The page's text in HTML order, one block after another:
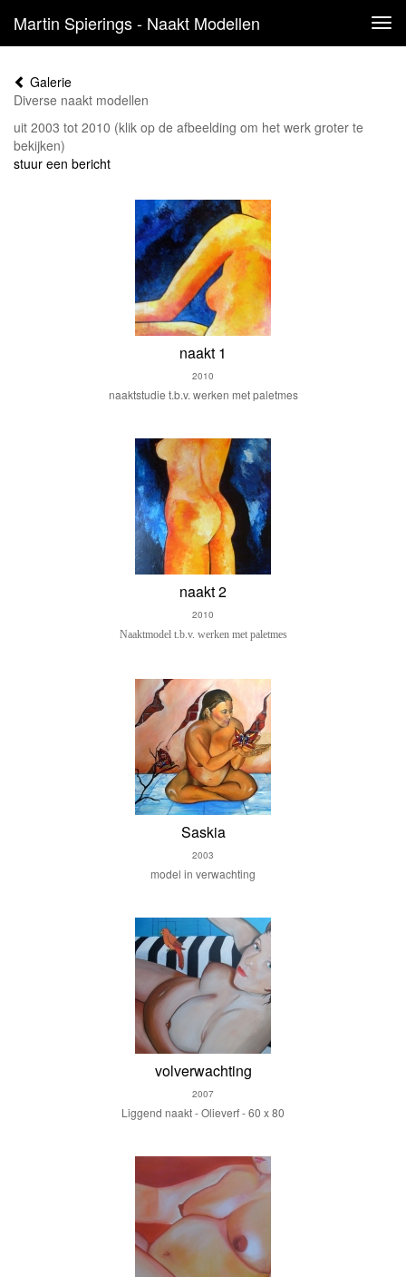
Martin Spierings - Naakt Modellen
Galerie
Diverse naakt modellen
uit 2003 tot 2010 (klik op de afbeelding om het werk groter te
bekijken)
stuur een bericht
naakt 1
2010
naaktstudie t.b.v. werken met paletmes
naakt 2
2010
Naaktmodel t.b.v. werken met paletmes
Saskia
2003
model in verwachting
volverwachting
2007
Liggend naakt - Olieverf - 60 x 80